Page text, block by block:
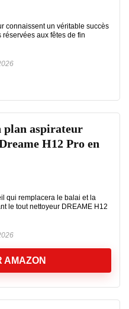
connaissent un véritable succès
aux fêtes de fin
plan aspirateur
H12 Pro en
qui remplacera le balai et la
le tout nettoyeur DREAME H12
AMAZON